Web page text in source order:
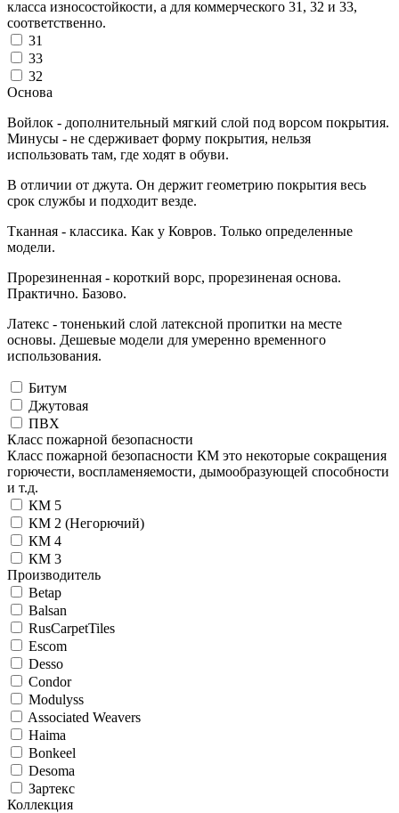
класса износостойкости, а для коммерческого 31, 32 и 33,
соответственно.
31
33
32
Основа
Войлок - дополнительный мягкий слой под ворсом покрытия.
Минусы - не сдерживает форму покрытия, нельзя
использовать там, где ходят в обуви.
В отличии от джута. Он держит геометрию покрытия весь
срок службы и подходит везде.
Тканная - классика. Как у Ковров. Только определенные
модели.
Прорезиненная - короткий ворс, прорезиненая основа.
Практично. Базово.
Латекс - тоненький слой латексной пропитки на месте
основы. Дешевые модели для умеренно временного
использования.
Битум
Джутовая
ПВХ
Класс пожарной безопасности
Класс пожарной безопасности КМ это некоторые сокращения
горючести, воспламеняемости, дымообразующей способности
и т.д.
КМ 5
КМ 2 (Негорючий)
КМ 4
КМ 3
Производитель
Betap
Balsan
RusCarpetTiles
Escom
Desso
Condor
Modulyss
Associated Weavers
Haima
Bonkeel
Desoma
Зартекс
Коллекция